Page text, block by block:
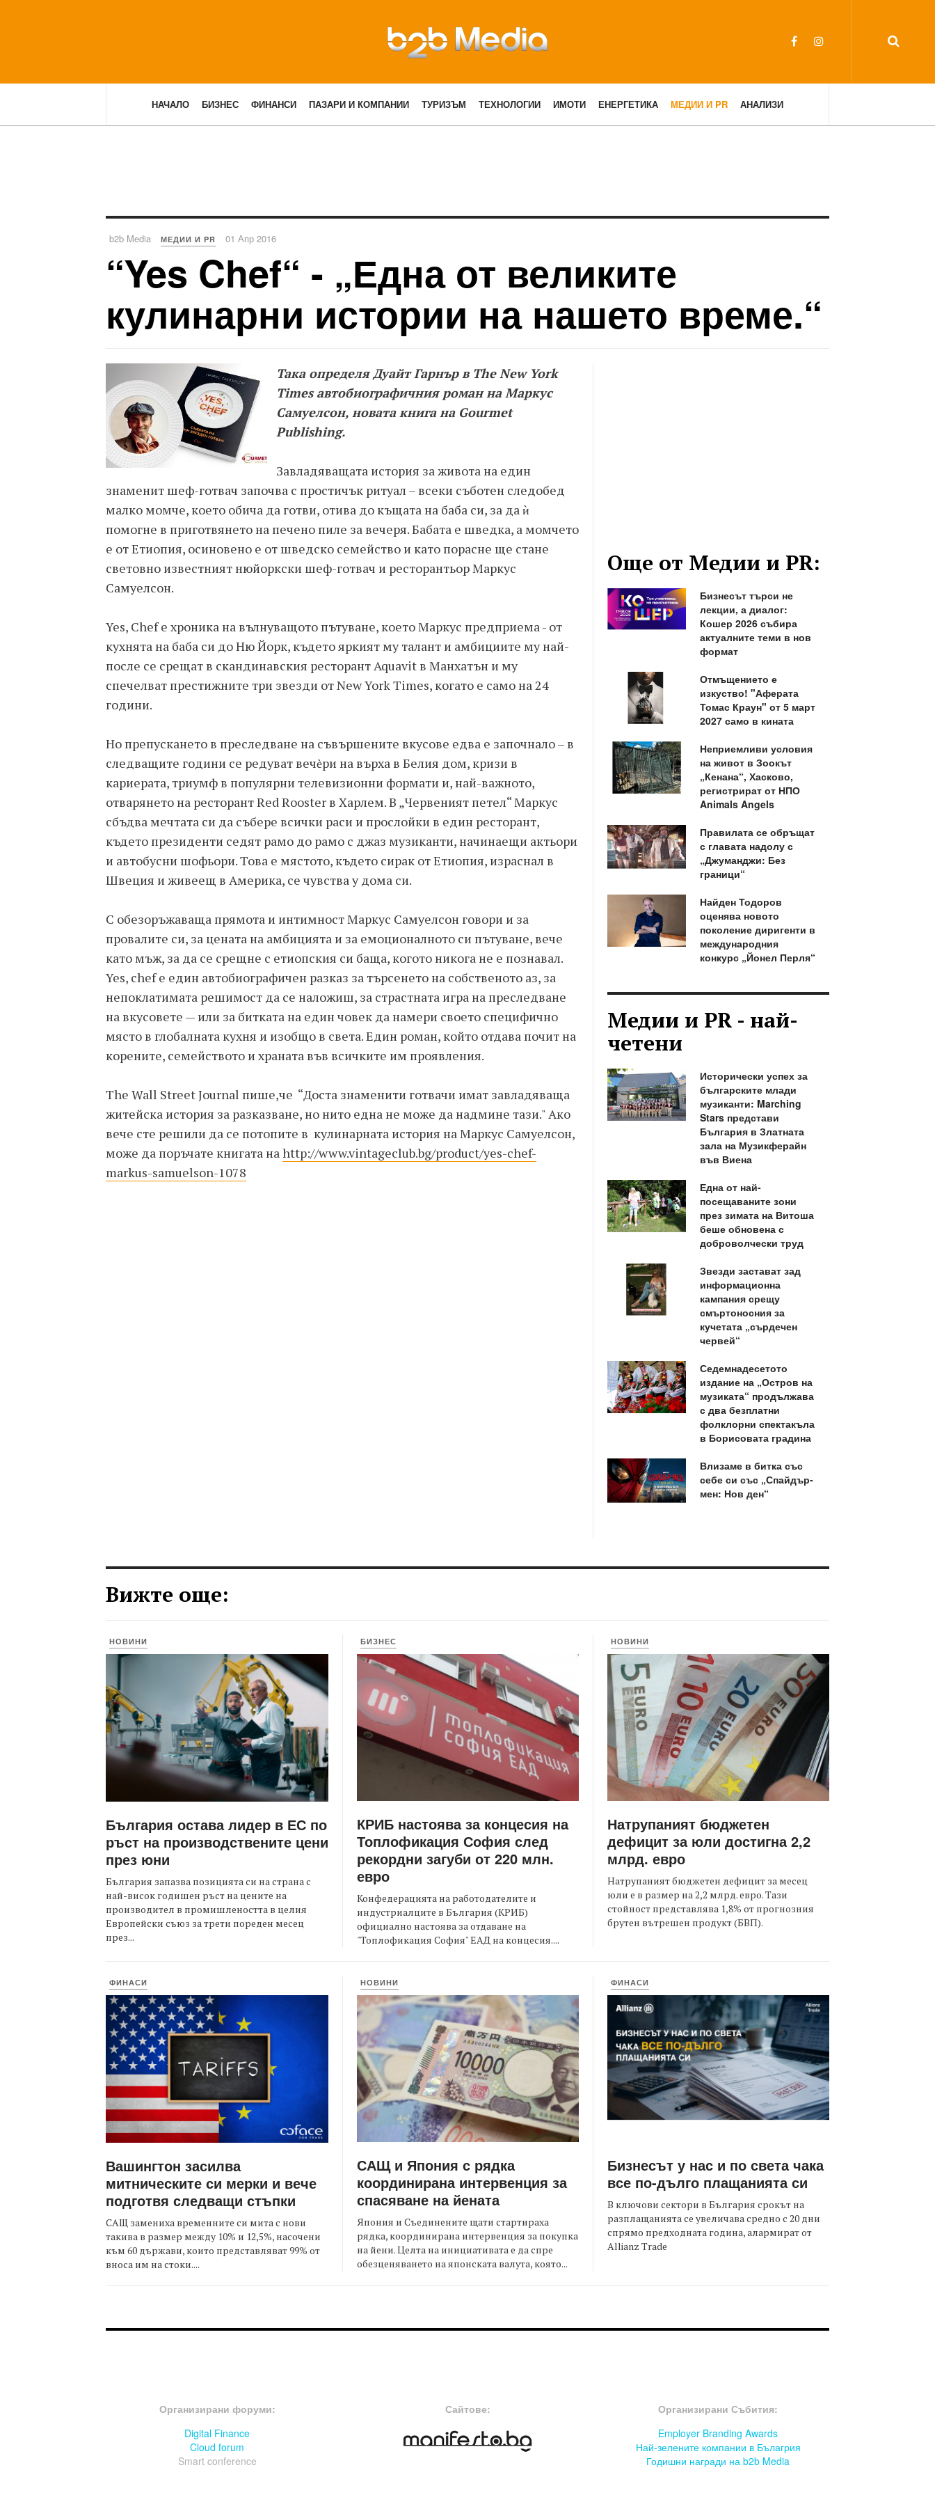
НАЧАЛО БИЗНЕС ФИНАНСИ ПАЗАРИ И КОМПАНИИ ТУРИЗЪМ ТЕХНОЛОГИИ ИМОТИ ЕНЕРГЕТИКА МЕДИИ И PR АНАЛИЗИ
b2b Media МЕДИИ И PR 01 Апр 2016
“Yes Chef“ - „Една от великите
кулинарни истории на нашето време.“
Така определя Дуайт Гарнър в The New York
Times автобиографичния роман на Маркус
Самуелсон, новата книга на Gourmet
Publishing.
Завладяващата история за живота на един
знаменит шеф-готвач започва с простичък ритуал – всеки съботен следобед
малко момче, което обича да готви, отива до къщата на баба си, за да ѝ
помогне в приготвянето на печено пиле за вечеря. Бабата е шведка, а момчето
е от Етиопия, осиновено е от шведско семейство и като порасне ще стане
световно известният нюйоркски шеф-готвач и ресторантьор Маркус
Самуелсон.
Yes, Chef е хроника на вълнуващото пътуване, което Маркус предприема - от
кухнята на баба си до Ню Йорк, където яркият му талант и амбициите му най-
после се срещат в скандинавския ресторант Aquavit в Манхатън и му
спечелват престижните три звезди от New York Times, когато е само на 24
години.
Но препускането в преследване на съвършените вкусове едва е започнало – в
следващите години се редуват вечѐри на върха в Белия дом, кризи в
кариерата, триумф в популярни телевизионни формати и, най-важното,
отварянето на ресторант Red Rooster в Харлем. В „Червеният петел“ Маркус
сбъдва мечтата си да събере всички раси и прослойки в един ресторант,
където президенти седят рамо до рамо с джаз музиканти, начинаещи актьори
и автобусни шофьори. Това е мястото, където сирак от Етиопия, израснал в
Швеция и живеещ в Америка, се чувства у дома си.
С обезоръжаваща прямота и интимност Маркус Самуелсон говори и за
провалите си, за цената на амбицията и за емоционалното си пътуване, вече
като мъж, за да се срещне с етиопския си баща, когото никога не е познавал.
Yes, chef е един автобиографичен разказ за търсенето на собственото аз, за
непоклатимата решимост да се наложиш, за страстната игра на преследване
на вкусовете — или за битката на един човек да намери своето специфично
място в глобалната кухня и изобщо в света. Един роман, който отдава почит на
корените, семейството и храната във всичките им проявления.
The Wall Street Journal пише,че “Доста знаменити готвачи имат завладяваща
житейска история за разказване, но нито една не може да надмине тази." Ако
вече сте решили да се потопите в кулинарната история на Маркус Самуелсон,
може да поръчате книгата наhttp://www.vintageclub.bg/product/yes-chef-
markus-samuelson-1078
Още от Медии и PR:
Бизнесът търси не
лекции, а диалог:
Кошер 2026 събира
актуалните теми в нов
формат
Отмъщението е
изкуство! "Аферата
Томас Краун" от 5 март
2027 само в кината
Неприемливи условия
на живот в Зоокът
„Кенана“, Хасково,
регистрират от НПО
Animals Angels
Правилата се обръщат
с главата надолу с
„Джуманджи: Без
граници“
Найден Тодоров
оценява новото
поколение диригенти в
международния
конкурс „Йонел Перля“
Медии и PR - най-
четени
Исторически успех за
българските млади
музиканти: Marching
Stars представи
България в Златната
зала на Музикферайн
във Виена
Една от най-
посещаваните зони
през зимата на Витоша
беше обновена с
доброволчески труд
Звезди застават зад
информационна
кампания срещу
смъртоносния за
кучетата „сърдечен
червей“
Седемнадесетото
издание на „Остров на
музиката“ продължава
с два безплатни
фолклорни спектакъла
в Борисовата градина
Влизаме в битка със
себе си със „Спайдър-
мен: Нов ден“
Вижте още:
НОВИНИ
България остава лидер в ЕС по
ръст на производствените цени
през юни
България запазва позицията си на страна с
най-висок годишен ръст на цените на
производител в промишлеността в целия
Европейски съюз за трети пореден месец
през...
БИЗНЕС
КРИБ настоява за концесия на
Топлофикация София след
рекордни загуби от 220 млн.
евро
Конфедерацията на работодателите и
индустриалците в България (КРИБ)
официално настоява за отдаване на
"Топлофикация София" ЕАД на концесия....
НОВИНИ
Натрупаният бюджетен
дефицит за юли достигна 2,2
млрд. евро
Натрупаният бюджетен дефицит за месец
юли е в размер на 2,2 млрд. евро. Тази
стойност представлява 1,8% от прогнозния
брутен вътрешен продукт (БВП).
ФИНАСИ
Вашингтон засилва
митническите си мерки и вече
подготвя следващи стъпки
САЩ замениха временните си мита с нови
такива в размер между 10% и 12,5%, насочени
към 60 държави, които представляват 99% от
вноса им на стоки....
НОВИНИ
САЩ и Япония с рядка
координирана интервенция за
спасяване на йената
Япония и Съединените щати стартираха
рядка, координирана интервенция за покупка
на йени. Целта на инициативата е да спре
обезценяването на японската валута, която...
ФИНАСИ
Бизнесът у нас и по света чака
все по-дълго плащанията си
В ключови сектори в България срокът на
разплащанията се увеличава средно с 20 дни
спрямо предходната година, алармират от
Allianz Trade
Организирани форуми:
Digital Finance
Cloud forum
Smart conference
Сайтове:
Организирани Събития:
Employer Branding Awards
Най-зелените компании в Бълагрия
Годишни награди на b2b Media